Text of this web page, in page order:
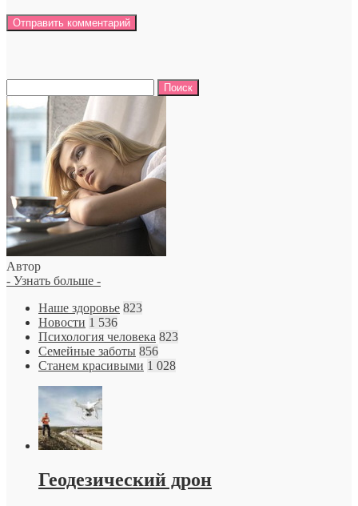
Автор
- Узнать больше -
Наше здоровье 823
Новости 1 536
Психология человека 823
Семейные заботы 856
Станем красивыми 1 028
Геодезический дрон